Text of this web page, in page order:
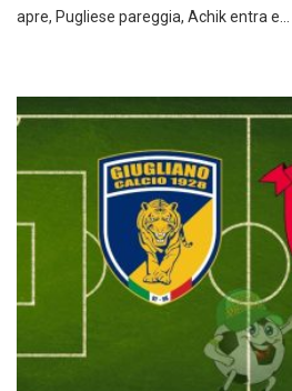
apre, Pugliese pareggia, Achik entra e…